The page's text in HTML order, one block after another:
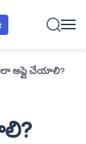
అప్లై చేయాలి?